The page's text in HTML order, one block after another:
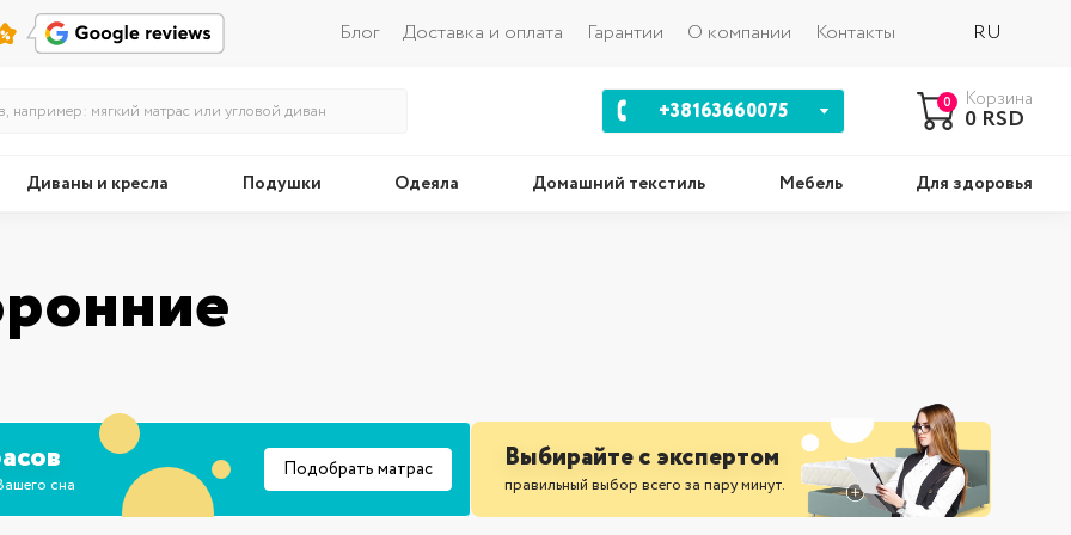
Блог Доставка и оплата Гарантии О компании Контакты RU
+38163660075 0 Корзина
0 RSD
Диваны и кресла Подушки Одеяла Домашний текстиль Мебель Для здоровья
Назад
сна
Подобрать матрас Выбирайте с экспертом
правильный выбор всего за пару минут.